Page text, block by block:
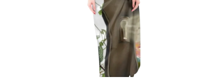
Remember me
LOG IN
CREATE AN ACCOUNT